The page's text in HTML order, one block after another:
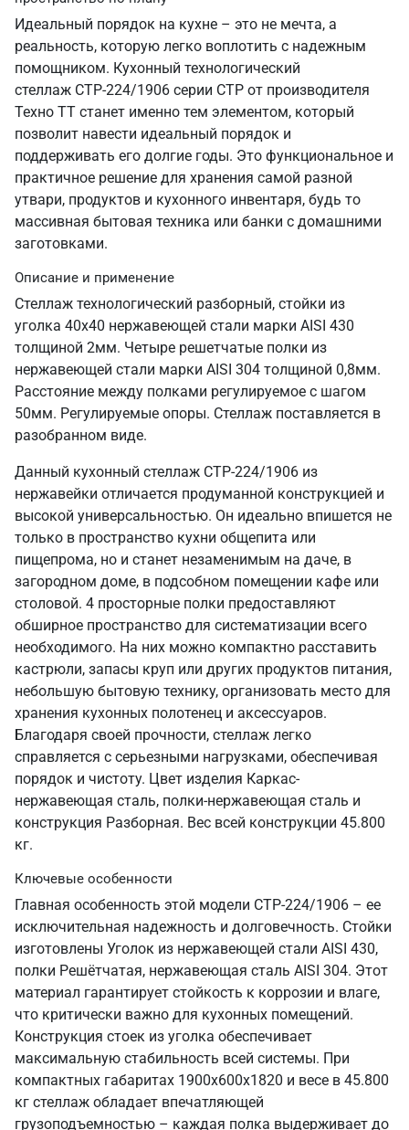
Идеальный порядок на кухне – это не мечта, а
реальность, которую легко воплотить с надежным
помощником. Кухонный технологический
стеллаж СТР-224/1906 серии СТР от производителя
Техно ТТ станет именно тем элементом, который
позволит навести идеальный порядок и
поддерживать его долгие годы. Это функциональное и
практичное решение для хранения самой разной
утвари, продуктов и кухонного инвентаря, будь то
массивная бытовая техника или банки с домашними
заготовками.
Описание и применение
Стеллаж технологический разборный, стойки из
уголка 40х40 нержавеющей стали марки AISI 430
толщиной 2мм. Четыре решетчатые полки из
нержавеющей стали марки AISI 304 толщиной 0,8мм.
Расстояние между полками регулируемое с шагом
50мм. Регулируемые опоры. Стеллаж поставляется в
разобранном виде.
Данный кухонный стеллаж СТР-224/1906 из
нержавейки отличается продуманной конструкцией и
высокой универсальностью. Он идеально впишется не
только в пространство кухни общепита или
пищепрома, но и станет незаменимым на даче, в
загородном доме, в подсобном помещении кафе или
столовой. 4 просторные полки предоставляют
обширное пространство для систематизации всего
необходимого. На них можно компактно расставить
кастрюли, запасы круп или других продуктов питания,
небольшую бытовую технику, организовать место для
хранения кухонных полотенец и аксессуаров.
Благодаря своей прочности, стеллаж легко
справляется с серьезными нагрузками, обеспечивая
порядок и чистоту. Цвет изделия Каркас-
нержавеющая сталь, полки-нержавеющая сталь и
конструкция Разборная. Вес всей конструкции 45.800
кг.
Ключевые особенности
Главная особенность этой модели СТР-224/1906 – ее
исключительная надежность и долговечность. Стойки
изготовлены Уголок из нержавеющей стали AISI 430,
полки Решётчатая, нержавеющая сталь AISI 304. Этот
материал гарантирует стойкость к коррозии и влаге,
что критически важно для кухонных помещений.
Конструкция стоек из уголка обеспечивает
максимальную стабильность всей системы. При
компактных габаритах 1900х600х1820 и весе в 45.800
кг стеллаж обладает впечатляющей
грузоподъемностью – каждая полка выдерживает до